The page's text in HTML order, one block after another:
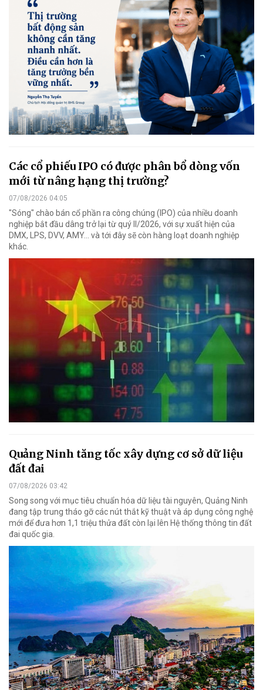
Các cổ phiếu IPO có được phân bổ dòng vốn
mới từ nâng hạng thị trường?
07/08/2026 04:05
"Sóng" chào bán cổ phần ra công chúng (IPO) của nhiều doanh
nghiệp bắt đầu dâng trở lại từ quý II/2026, với sự xuất hiện của
DMX, LPS, DVV, AMY... và tới đây sẽ còn hàng loạt doanh nghiệp
khác.
Quảng Ninh tăng tốc xây dựng cơ sở dữ liệu
đất đai
07/08/2026 03:42
Song song với mục tiêu chuẩn hóa dữ liệu tài nguyên, Quảng Ninh
đang tập trung tháo gỡ các nút thắt kỹ thuật và áp dụng công nghệ
mới để đưa hơn 1,1 triệu thửa đất còn lại lên Hệ thống thông tin đất
đai quốc gia.